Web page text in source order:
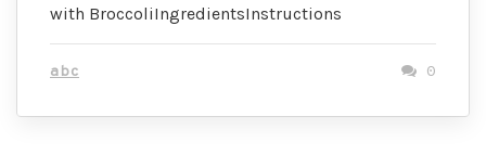
with BroccoliIngredientsInstructions
abc 0